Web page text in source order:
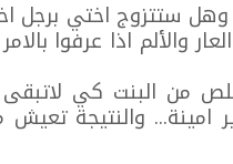
ستتزوج اختي برجل
والألم اذا عرفوا
من البنت كي
امينة... والنتيجة